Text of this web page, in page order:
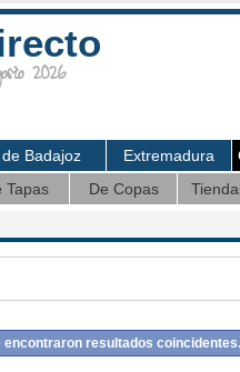
2026
Badajoz Extremadura
Tapas De Copas
encontraron resultados coincidentes.